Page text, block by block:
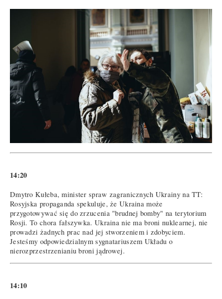
14:20
Dmytro Kułeba, minister spraw zagranicznych Ukrainy na TT:
Rosyjska propaganda spekuluje, że Ukraina może
przygotowywać się do zrzucenia "brudnej bomby" na terytorium
Rosji. To chora fałszywka. Ukraina nie ma broni nuklearnej, nie
prowadzi żadnych prac nad jej stworzeniem i zdobyciem.
Jesteśmy odpowiedzialnym sygnatariuszem Układu o
nierozprzestrzenianiu broni jądrowej.
14:10